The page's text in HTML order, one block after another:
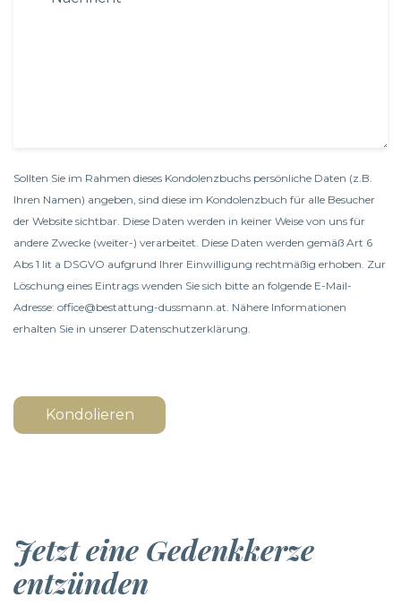
Sollten Sie im Rahmen dieses Kondolenzbuchs persönliche Daten (z.B.
Ihren Namen) angeben, sind diese im Kondolenzbuch für alle Besucher
der Website sichtbar. Diese Daten werden in keiner Weise von uns für
andere Zwecke (weiter-) verarbeitet. Diese Daten werden gemäß Art 6
Abs 1 lit a DSGVO aufgrund Ihrer Einwilligung rechtmäßig erhoben. Zur
Löschung eines Eintrags wenden Sie sich bitte an folgende E-Mail-
Adresse: office@bestattung-dussmann.at. Nähere Informationen
erhalten Sie in unserer Datenschutzerklärung
Kondolieren
Jetzt eine Gedenkkerze
entzünden